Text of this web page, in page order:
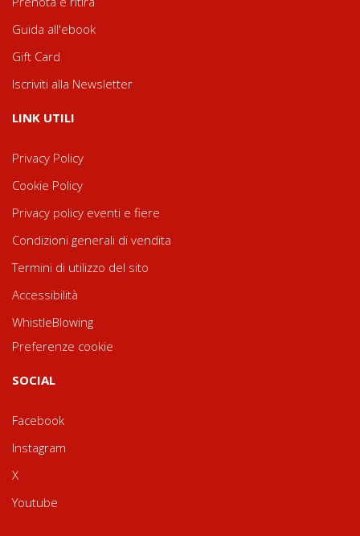
Guida all'ebook
Gift Card
Iscriviti alla Newsletter
LINK UTILI
Privacy Policy
Cookie Policy
Privacy policy eventi e fiere
Condizioni generali di vendita
Termini di utilizzo del sito
Accessibilità
WhistleBlowing
Preferenze cookie
SOCIAL
Facebook
Instagram
X
Youtube